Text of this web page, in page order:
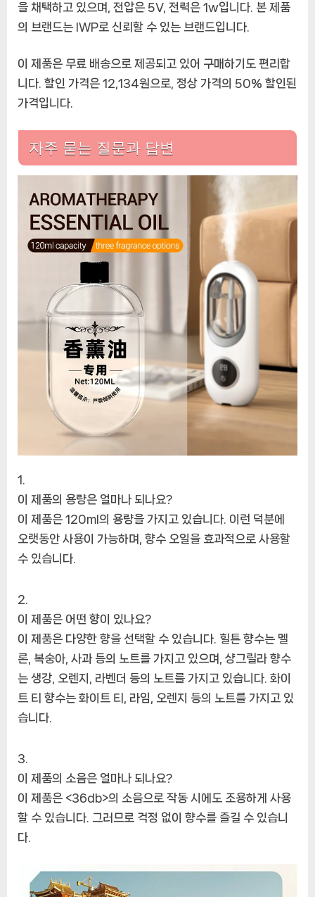
기
청
기
가
을 채택하고 있으며, 전압은 5V, 전력은 1w입니다. 본 제품
의 브랜드는 IWP로 신뢰할 수 있는 브랜드입니다.
이 제품은 무료 배송으로 제공되고 있어 구매하기도 편리합
니다. 할인 가격은 12,134원으로, 정상 가격의 50% 할인된
가격입니다.
자주 묻는 질문과 답변
이 제품의 용량은 얼마나 되나요?
이 제품은 120ml의 용량을 가지고 있습니다. 이런 덕분에
오랫동안 사용이 가능하며, 향수 오일을 효과적으로 사용할
수 있습니다.
이 제품은 어떤 향이 있나요?
이 제품은 다양한 향을 선택할 수 있습니다. 힐튼 향수는 멜
론, 복숭아, 사과 등의 노트를 가지고 있으며, 샹그릴라 향수
는 생강, 오렌지, 라벤더 등의 노트를 가지고 있습니다. 화이
트 티 향수는 화이트 티, 라임, 오렌지 등의 노트를 가지고 있
습니다.
이 제품의 소음은 얼마나 되나요?
이 제품은 <36db>의 소음으로 작동 시에도 조용하게 사용
할 수 있습니다. 그러므로 걱정 없이 향수를 즐길 수 있습니
다.